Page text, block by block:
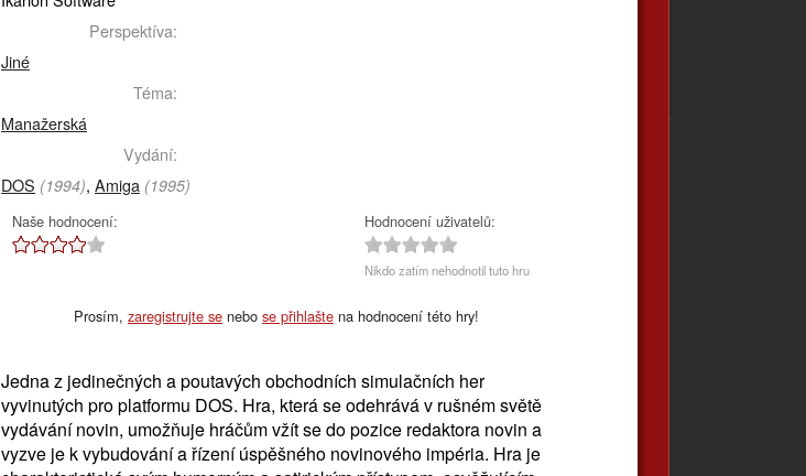
Perspektíva:
Jiné
Téma:
Manažerská
Vydání:
DOS (1994), Amiga (1995)
Naše hodnocení: Hodnocení uživatelů:
Nikdo zatím nehodnotil tuto hru
Prosím, zaregistrujte se nebo se přihlašte na hodnocení této hry!
Jedna z jedinečných a poutavých obchodních simulačních her
vyvinutých pro platformu DOS. Hra, která se odehrává v rušném světě
vydávání novin, umožňuje hráčům vžít se do pozice redaktora novin a
vyzve je k vybudování a řízení úspěšného novinového impéria. Hra je